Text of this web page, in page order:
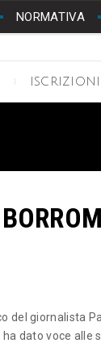
NORMATIVA
ISCRIZIONI
del giornalista
dato voce alle